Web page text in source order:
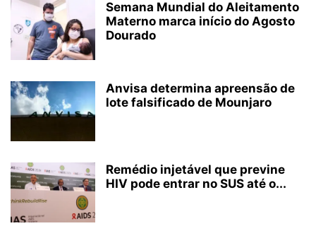
Semana Mundial do Aleitamento
Materno marca início do Agosto
Dourado
Anvisa determina apreensão de
lote falsificado de Mounjaro
Remédio injetável que previne
HIV pode entrar no SUS até o...